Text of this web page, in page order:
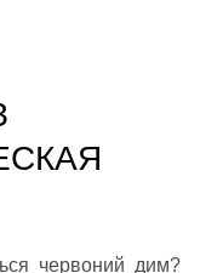
червоний дим?